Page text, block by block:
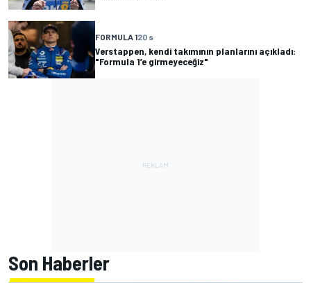
FORMULA 120 s
Verstappen, kendi takımının planlarını açıkladı:
"Formula 1’e girmeyeceğiz"
Son Haberler